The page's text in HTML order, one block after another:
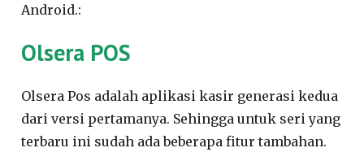
Android.:
Olsera POS
Olsera Pos adalah aplikasi kasir generasi kedua
dari versi pertamanya. Sehingga untuk seri yang
terbaru ini sudah ada beberapa fitur tambahan.